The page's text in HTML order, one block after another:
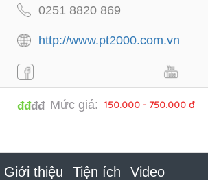
0251 8820 869
http://www.pt2000.com.vn
đđđđ Mức giá: 150.000 - 750.000 đ
Giới thiệu Tiện ích Video